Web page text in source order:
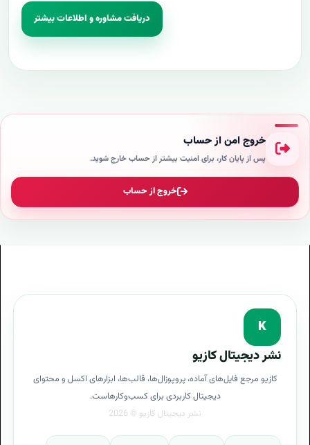
دریافت مشاوره و اطلاعات بیشتر
خروج امن از حساب
پس از پایان کار، برای امنیت بیشتر از حساب خارج شوید.
خروج از حساب
K
نشر دیجیتال کازیو
کازیو مرجع فایل‌های آماده، پروپوزال‌ها، قالب‌ها، ابزارهای اکسل و محتوای
دیجیتال کاربردی برای کسب‌وکارهاست.